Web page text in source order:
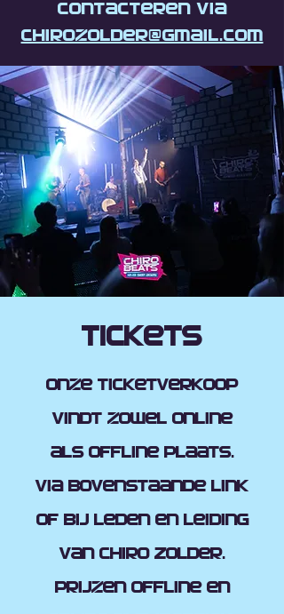
contacteren via
chirozolder@gmail.com
Tickets
Onze ticketverkoop
vindt zowel online
als offline plaats.
Via bovenstaande link
of bij leden en leiding
van Chiro Zolder.
Prijzen offline en